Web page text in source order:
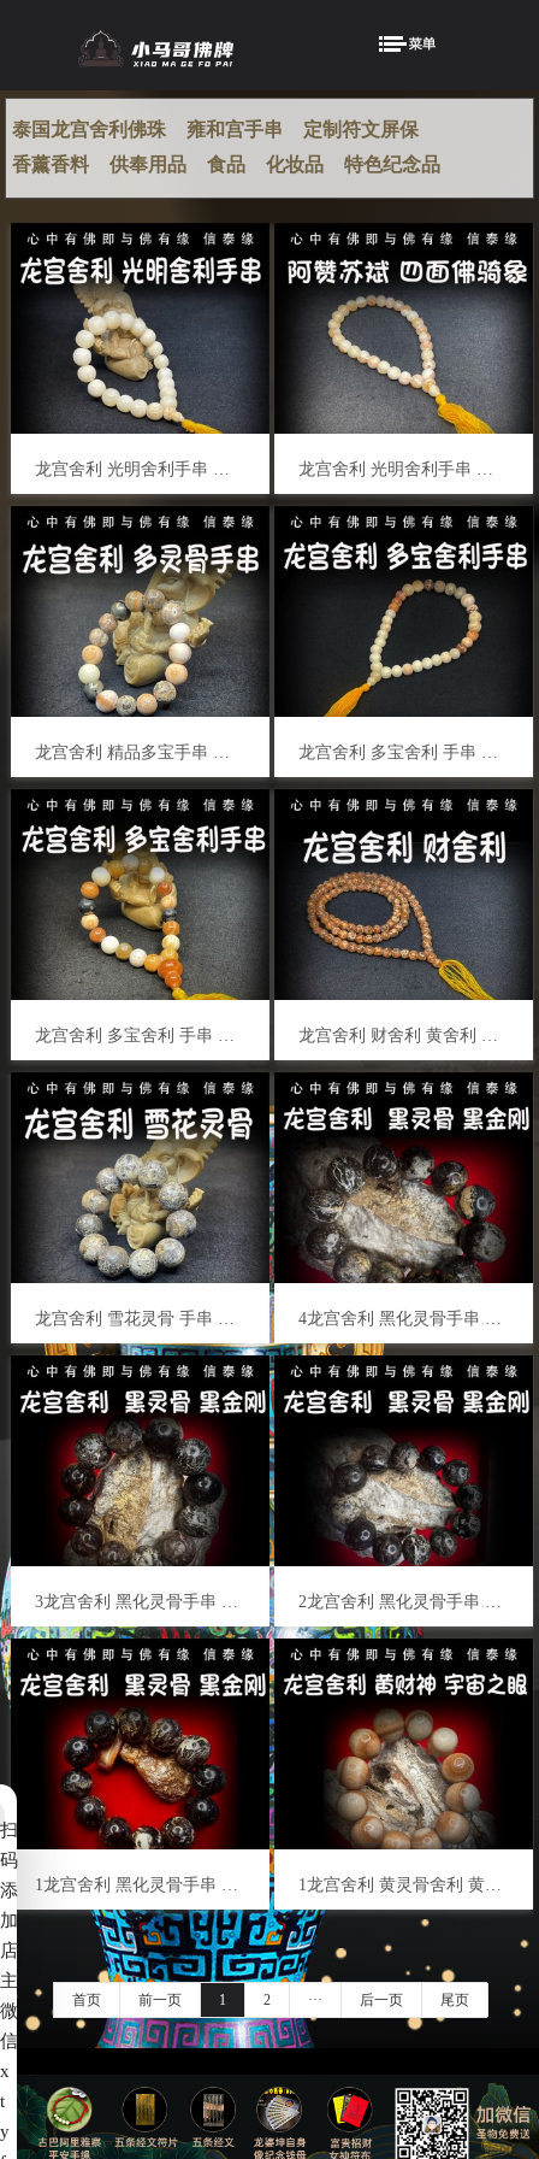
泰国龙宫舍利佛珠 雍和宫手串
定制符文屏保
香薰香料
供奉用品 食品 化妆品 特色纪念品
龙宫舍利 光明舍利手串 原石手链 原矿金刚 黑金刚 白灵骨 光明舍利 黑灵骨 财舍利 血舍利 跳出舍利 泰国佛牌 龙宫舍利 光明舍利手串 原石手链 原矿金刚 泰国佛牌
龙宫舍利 精品多宝手串 黑金刚 白灵骨 光明舍利 黑灵骨 财舍利 血舍利 跳出舍利 龙宫舍利 多宝舍利 手串 黑金刚 白灵骨 光明舍利 黑灵骨 财舍利 血舍利 跳出舍利
龙宫舍利 多宝舍利 手串 黑金刚 白灵骨 光明舍利 黑灵骨 财舍利 血舍利 跳出舍利 龙宫舍利 财舍利 黄舍利 原矿舍利手串 泰国佛牌
龙宫舍利 雪花灵骨 手串 白黑灵骨 黄灵骨 天珠手串 手链天然舍利 平安 健康 财运 避险挡灾 4龙宫舍利 黑化灵骨手串 黑灵骨舍利 原石手链 原矿金刚 泰国佛牌
3龙宫舍利 黑化灵骨手串 黑灵骨舍利 原石手链 原矿金刚 泰国佛牌 2龙宫舍利 黑化灵骨手串 黑灵骨舍利 原石手链 原矿金刚 泰国佛牌
1龙宫舍利 黑化灵骨手串 黑灵骨舍利 原石手链 原矿金刚 泰国佛牌 1龙宫舍利 黄灵骨舍利 黄财神 宇宙之眼 原矿舍利手串 泰国佛牌
首页 前一页 1 2 ··· 后一页 尾页
备案号：赣ICP备2022006539号-4
扫
码
添
加
店
主
微
信
x
t
y